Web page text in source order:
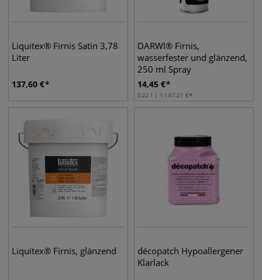
Liquitex® Firnis Satin 3,78
Liter
137,60 €
DARWI® Firnis,
wasserfester und glänzend,
250 ml Spray
14,45 €
0,22 l | 1 l 67,21 €
Liquitex® Firnis, glänzend
décopatch Hypoallergener
Klarlack